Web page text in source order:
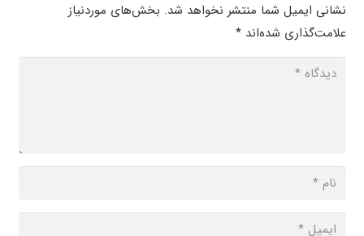
نشانی ایمیل شما منتشر نخواهد شد. بخش‌های موردنیاز
علامت‌گذاری شده‌اند*